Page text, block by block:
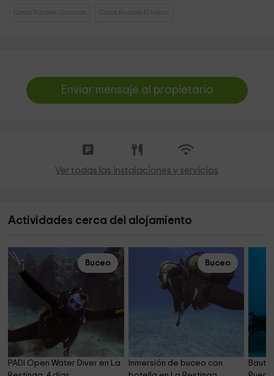
Casas Rurales Canarias Casas Rurales El Hierro
Enviar mensaje al propietario
Ver todas las instalaciones y servicios
Actividades cerca del alojamiento
Buceo
PADI Open Water Diver en La
Buceo
Inmersión de buceo con